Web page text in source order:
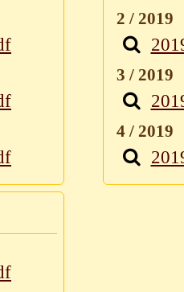
2 / 2019
3 / 2019
4 / 2019